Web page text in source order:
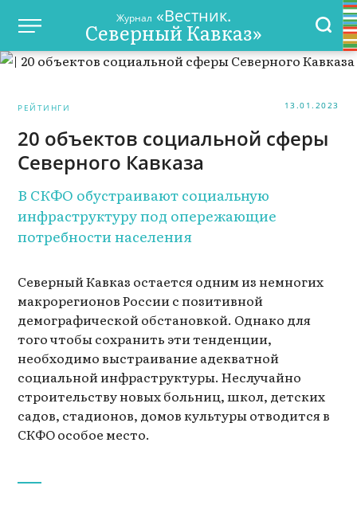
Журнал «Вестник.
Северный Кавказ»
РЕЙТИНГИ 13.01.2023
20 объектов социальной сферы
Северного Кавказа
В СКФО обустраивают социальную
инфраструктуру под опережающие
потребности населения
Северный Кавказ остается одним из немногих
макрорегионов России с позитивной
демографической обстановкой. Однако для
того чтобы сохранить эти тенденции,
необходимо выстраивание адекватной
социальной инфраструктуры. Неслучайно
строительству новых больниц, школ, детских
садов, стадионов, домов культуры отводится в
СКФО особое место.